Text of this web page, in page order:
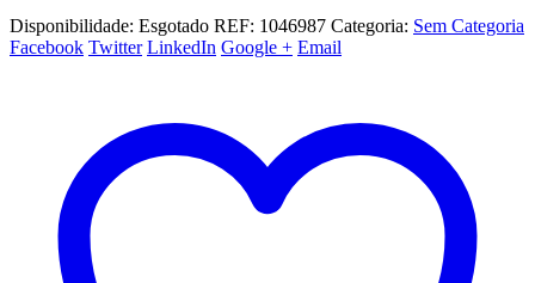
Disponibilidade: Esgotado REF: 1046987 Categoria: Sem Categoria
Facebook Twitter LinkedIn Google + Email